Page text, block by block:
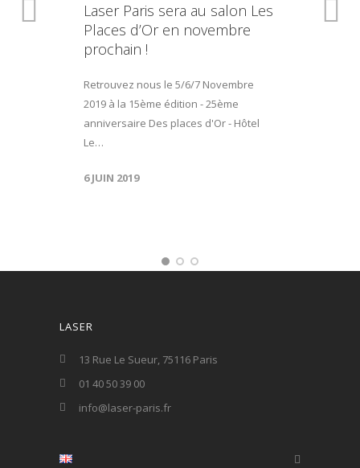
Laser Paris sera au salon Les
Places d’Or en novembre
prochain !
Retrouvez nous le 5/6/7 Novembre
2019 à la 15ème édition - 25ème
anniversaire Des places d'Or - Hôtel
Le…
6 JUIN 2019
LASER
13 Rue Le Sueur, 75116 Paris
01 40 50 39 00
info@laser-paris.fr